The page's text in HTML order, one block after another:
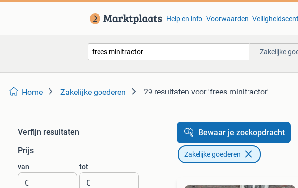
Help en info Voorwaarden
Zakelijke
Home Zakelijke goederen 29 resultaten voor 'frees minitractor'
Verfijn resultaten
Prijs
van
€
tot
€
Bewaar je zoekopdracht
Zakelijke goederen